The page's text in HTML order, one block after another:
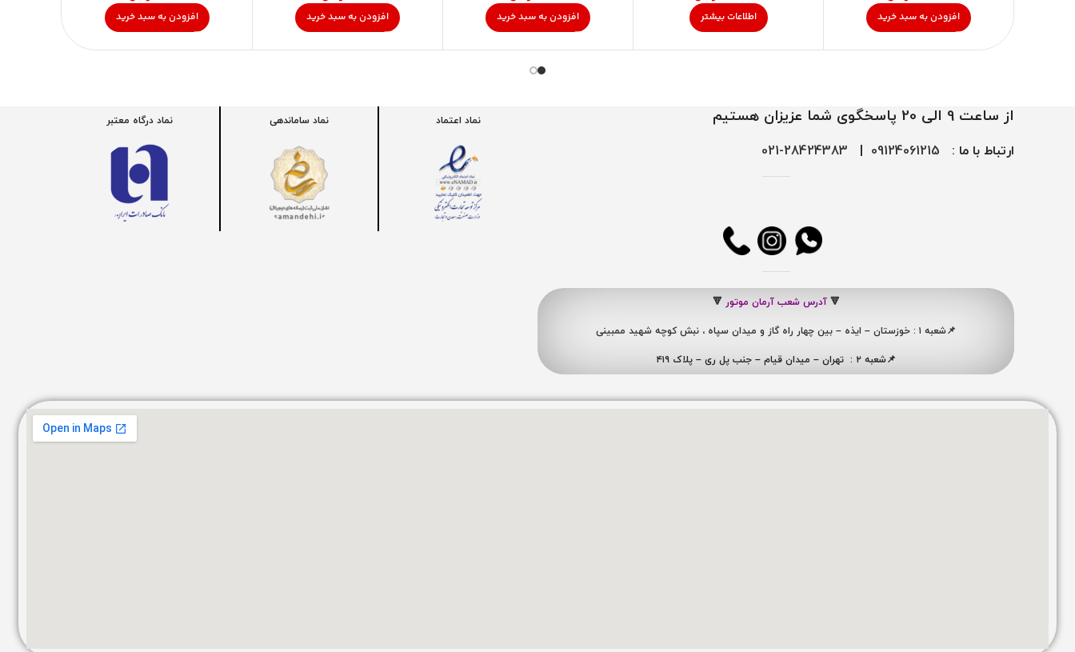
افزودن به سبد خرید اطلاعات بیشتر افزودن به سبد خرید افزودن به سبد خرید افزودن به سبد خرید
از ساعت 9 الی 20 پاسخگوی شما عزیزان هستیم
ارتباط با ما : 09124061215
|
28424383-021
🔻 آدرس شعب آرمان موتور 🔻
📌شعبه ۱ : خوزستان – ایذه – بین چهار راه گاز و میدان سپاه ، نبش کوچه شهید ممبینی
📌شعبه ۲ : تهران – میدان قیام – جنب پل ری – پلاک ۴۱۹
نماد اعتماد نماد ساماندهی نماد درگاه معتبر